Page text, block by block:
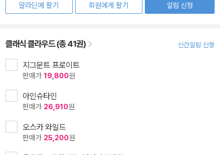
알라딘에 팔기
회원에게 팔기
알림 신청
클래식 클라우드 (총 41권) 신간알림 신청
지그문트 프로이트
판매가 19,800원
아인슈타인
판매가 26,910원
오스카 와일드
판매가 25,200원